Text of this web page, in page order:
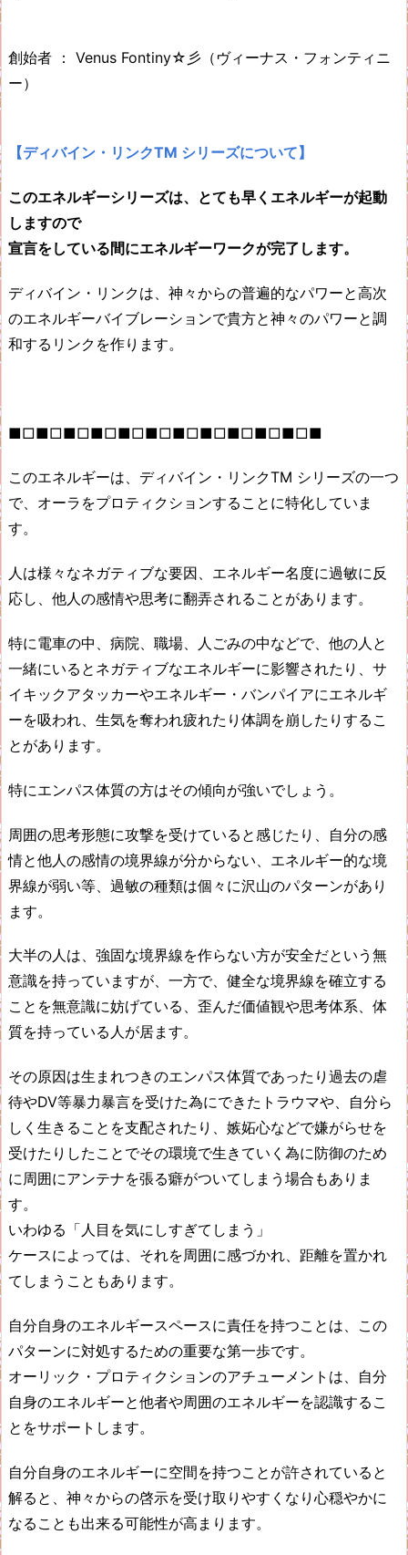
創始者 ： Venus Fontiny☆彡（ヴィーナス・フォンティニ
ー）
【ディバイン・リンクTM シリーズについて】
このエネルギーシリーズは、とても早くエネルギーが起動
しますので
宣言をしている間にエネルギーワークが完了します。
ディバイン・リンクは、神々からの普遍的なパワーと高次
のエネルギーバイブレーションで貴方と神々のパワーと調
和するリンクを作ります。
■□■□■□■□■□■□■□■□■□■□■□■
このエネルギーは、ディバイン・リンクTM シリーズの一つ
で、オーラをプロティクションすることに特化していま
す。
人は様々なネガティブな要因、エネルギー名度に過敏に反
応し、他人の感情や思考に翻弄されることがあります。
特に電車の中、病院、職場、人ごみの中などで、他の人と
一緒にいるとネガティブなエネルギーに影響されたり、サ
イキックアタッカーやエネルギー・バンパイアにエネルギ
ーを吸われ、生気を奪われ疲れたり体調を崩したりするこ
とがあります。
特にエンパス体質の方はその傾向が強いでしょう。
周囲の思考形態に攻撃を受けていると感じたり、自分の感
情と他人の感情の境界線が分からない、エネルギー的な境
界線が弱い等、過敏の種類は個々に沢山のパターンがあり
ます。
大半の人は、強固な境界線を作らない方が安全だという無
意識を持っていますが、一方で、健全な境界線を確立する
ことを無意識に妨げている、歪んだ価値観や思考体系、体
質を持っている人が居ます。
その原因は生まれつきのエンパス体質であったり過去の虐
待やDV等暴力暴言を受けた為にできたトラウマや、自分ら
しく生きることを支配されたり、嫉妬心などで嫌がらせを
受けたりしたことでその環境で生きていく為に防御のため
に周囲にアンテナを張る癖がついてしまう場合もありま
す。
いわゆる「人目を気にしすぎてしまう」
ケースによっては、それを周囲に感づかれ、距離を置かれ
てしまうこともあります。
自分自身のエネルギースペースに責任を持つことは、この
パターンに対処するための重要な第一歩です。
オーリック・プロティクションのアチューメントは、自分
自身のエネルギーと他者や周囲のエネルギーを認識するこ
とをサポートします。
自分自身のエネルギーに空間を持つことが許されていると
解ると、神々からの啓示を受け取りやすくなり心穏やかに
なることも出来る可能性が高まります。